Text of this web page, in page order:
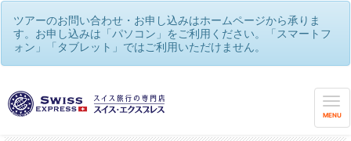
ツアーのお問い合わせ・お申し込みはホームページから承りま
す。お申し込みは「パソコン」をご利用ください。「スマートフ
ォン」「タブレット」ではご利用いただけません。
MENU
せっかくだから…スイスともう1ヶ国★2ヶ国ツアー